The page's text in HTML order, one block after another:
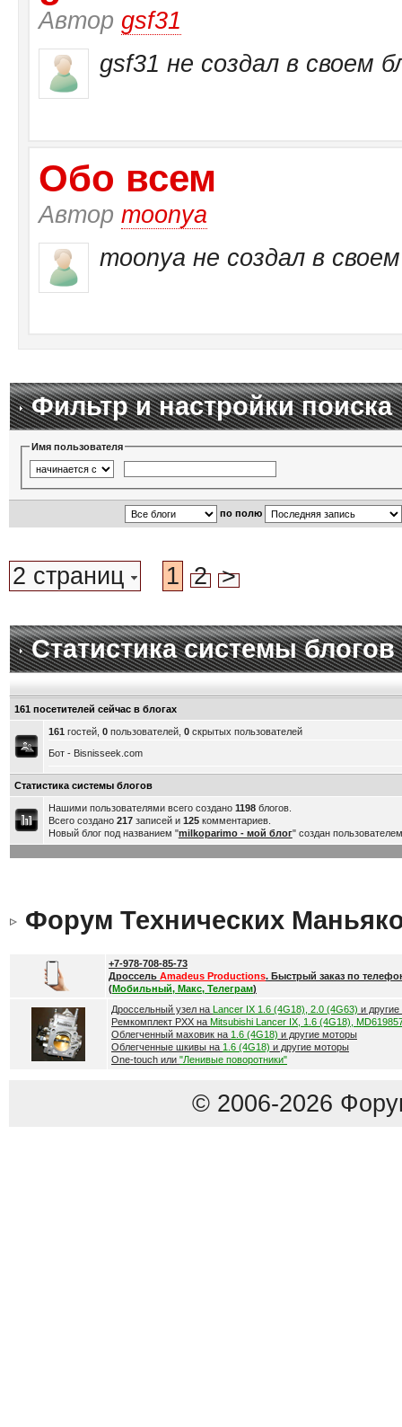
Автор gsf31
gsf31 не создал в своем
Обо всем
Автор moonya
moonya не создал в
Фильтр и настройки поиска
Имя пользователя
по полю
2 страниц 1 2 >
Статистика системы блогов
161 посетителей сейчас в блогах
161 гостей, 0пользователей, 0скрытых пользователей
Бот - Bisnisseek.com
Статистика системы блогов
Нашими пользователями всего создано 1198блогов.
Всего создано 217записей и 125комментариев.
Новый блог под названием "milkoparimo - мой блог" создан
Форум Технических
+7-978-708-85-73
Дроссель Amadeus Productions. Быстрый заказ по
(Мобильный, Макс, Телеграм)
Дроссельный узел на Lancer IX 1.6 (4G18), 2.0 (4G63) и
Ремкомплект РХХ на Mitsubishi Lancer IX, 1.6 (4G18),
Облегченный маховик на 1.6 (4G18) и другие моторы
Облегченные шкивы на 1.6 (4G18) и другие моторы
One-touch или "Ленивые поворотники"
© 2006-2026